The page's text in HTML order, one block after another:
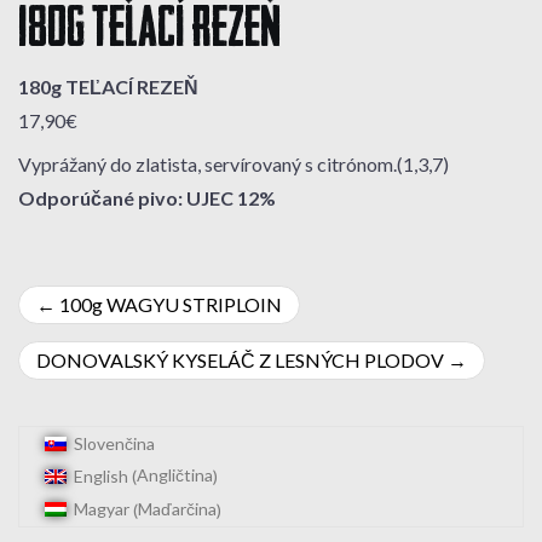
180g TEĽACÍ REZEŇ
180g TEĽACÍ REZEŇ
17,90€
Vyprážaný do zlatista, servírovaný s citrónom.(1,3,7)
Odporúčané pivo: UJEC 12%
Navigácia
v
100g WAGYU STRIPLOIN
DONOVALSKÝ KYSELÁČ Z LESNÝCH PLODOV
Slovenčina
English (Angličtina)
Magyar(Maďarčina)